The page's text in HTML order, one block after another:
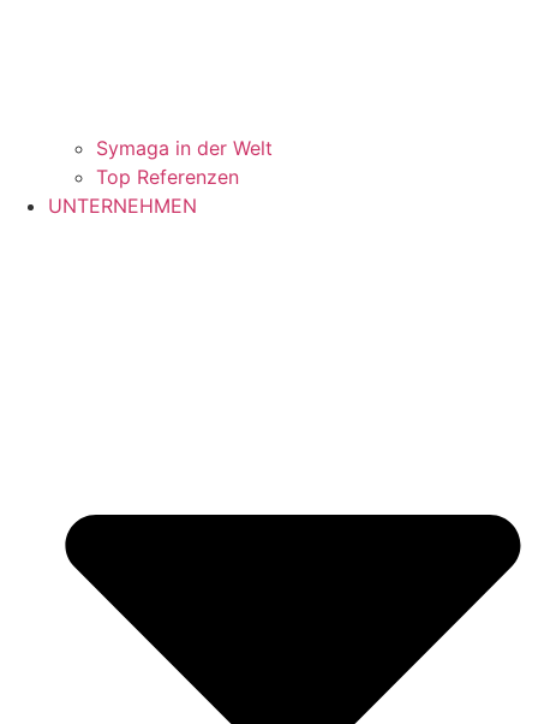
Symaga in der Welt
Top Referenzen
UNTERNEHMEN